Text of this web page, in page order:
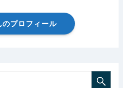
のプロフィール